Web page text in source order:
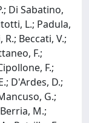
Di Sabatino,
L.; Padula,
Beccati, V.;
F.;
F.;
D'Ardes, D.;
G.;
M.;